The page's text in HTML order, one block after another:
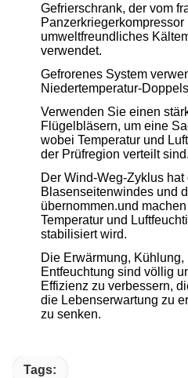
Gefrierschrank, der vom
umweltfreundliches
verwendet.
Gefrorenes System
Niedertemperatur-
Verwenden Sie einen
Flügelbläsern, um eine
wobei Temperatur und
der Prüfregion verteilt sind.
Der Wind-Weg-Zyklus
Blasenseitenwindes und
übernommen.und
Temperatur und
stabilisiert wird.
Die Erwärmung, Kühlung,
Entfeuchtung sind völlig
Effizienz zu verbessern,
die Lebenserwartung zu
zu senken.
Tags: